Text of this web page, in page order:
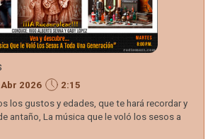
2026
2:15
los gustos y edades, que te hará recordar y
antaño, La música que le voló los sesos a